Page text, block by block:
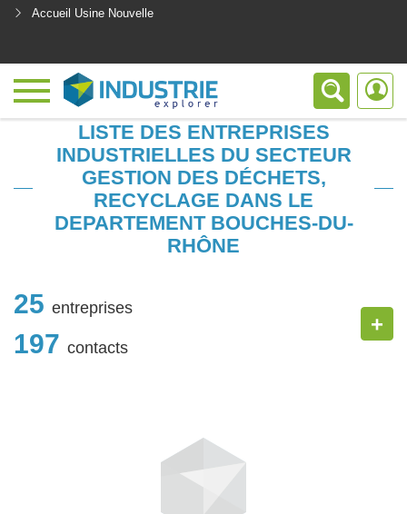
Accueil Usine Nouvelle
LISTE DES ENTREPRISES
INDUSTRIELLES DU SECTEUR
GESTION DES DÉCHETS,
RECYCLAGE DANS LE
DEPARTEMENT BOUCHES-DU-
RHÔNE
25 entreprises
197 contacts
+